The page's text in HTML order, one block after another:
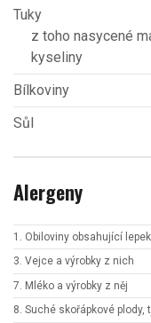
Tuky
z toho nasycené
kyseliny
Bílkoviny
Sůl
Alergeny
1. Obiloviny obsahující lepek
3. Vejce a výrobky z nich
7. Mléko a výrobky z něj
8. Suché skořápkové